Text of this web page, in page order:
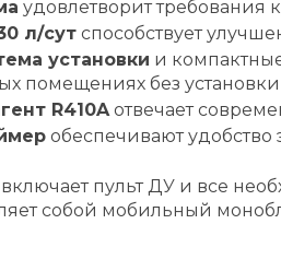
удовлетворит требования
л/сутспособствует
установки и
помещениях без
R410Aотвечает
обеспечивают удобство
включает пульт ДУ и все
собой мобильный